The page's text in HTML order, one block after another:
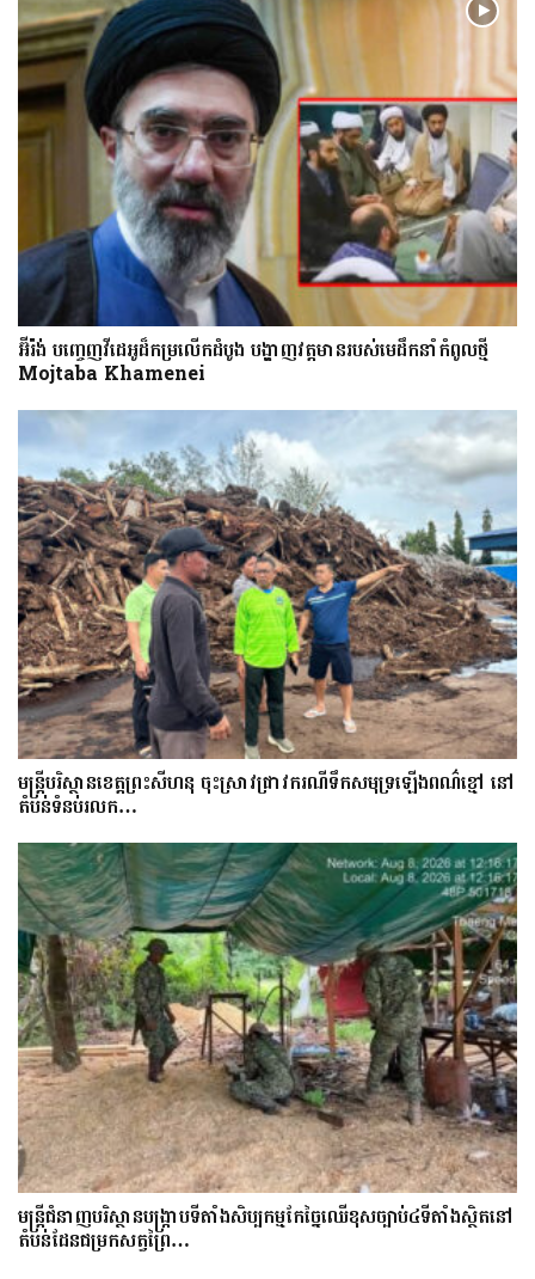
អ៊ីរ៉ង់ បញ្ចេញវីដេអូដ៏កម្រលើក​ដំបូង បង្ហាញ​វត្តមាន​​​របស់​​មេដឹកនាំកំពូលថ្មី
Mojtaba Khamenei
មន្រ្តីបរិស្ថានខេត្តព្រះសីហនុ ចុះស្រាវជ្រាវករណីទឹកសមុទ្រឡើងពណ៌ខ្មៅ នៅ
តំបន់ទំនប់រលក…
មន្ត្រីជំនាញបរិស្ថានបង្រ្កាបទីតាំងសិប្បកម្មកែច្នៃឈើខុសច្បាប់៤ទីតាំងស្ថិតនៅ
តំបន់ដែនជម្រកសត្វព្រៃ…